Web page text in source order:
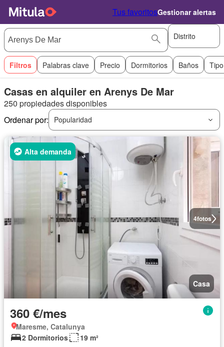
Tus favoritosGestionar alertas
Distrito
Filtros Palabras clave Precio Dormitorios Baños
Casas en alquiler en Arenys De Mar
250 propiedades disponibles
Ordenar por:
Popularidad
4fotos
Alta demanda
Casa
360 €/mes
Maresme, Catalunya
2 Dormitorios
19 m²